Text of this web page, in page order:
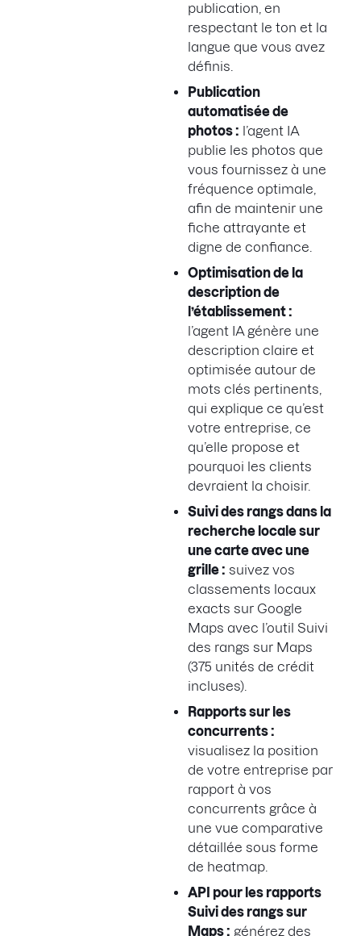
publication, en
respectant le ton et la
langue que vous avez
définis.
Publication
automatisée de
photos : l’agent IA
publie les photos que
vous fournissez à une
fréquence optimale,
afin de maintenir une
fiche attrayante et
digne de confiance.
Optimisation de la
description de
l’établissement :
l’agent IA génère une
description claire et
optimisée autour de
mots clés pertinents,
qui explique ce qu’est
votre entreprise, ce
qu’elle propose et
pourquoi les clients
devraient la choisir.
Suivi des rangs dans la
recherche locale sur
une carte avec une
grille : suivez vos
classements locaux
exacts sur Google
Maps avec l’outil Suivi
des rangs sur Maps
(375 unités de crédit
incluses).
Rapports sur les
concurrents :
visualisez la position
de votre entreprise par
rapport à vos
concurrents grâce à
une vue comparative
détaillée sous forme
de heatmap.
API pour les rapports
Suivi des rangs sur
Maps : générez des